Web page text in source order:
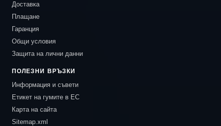
Доставка
Плащане
Гаранция
Общи условия
Защита на лични данни
ПОЛЕЗНИ ВРЪЗКИ
Информация и съвети
Етикет на гумите в ЕС
Карта на сайта
Sitemap.xml